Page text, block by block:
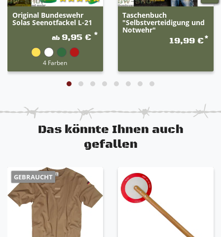
Original Bundeswehr
Solas Seenotfackel L-21
ab 9,95 € *
4 Farben
Taschenbuch
"Selbstverteidigung und
Notwehr"
19,99 €*
Das könnte Ihnen auch
gefallen
GEBRAUCHT